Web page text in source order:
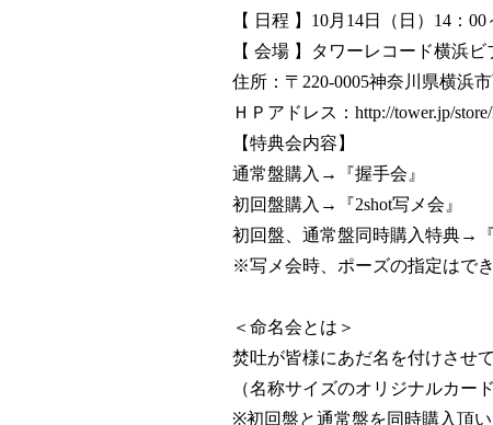
【 日程 】10月14日（日）14：
【 会場 】タワーレコード横浜
住所：〒220-0005神奈川県横浜
ＨＰアドレス：http://tower.jp/
【特典会内容】
通常盤購入→『握手会』
初回盤購入→『2shot写メ会』
初回盤、通常盤同時購入特典→『
※写メ会時、ポーズの指定はで
＜命名会とは＞
焚吐が皆様にあだ名を付けさせ
（名称サイズのオリジナルカー
※初回盤と通常盤を同時購入頂